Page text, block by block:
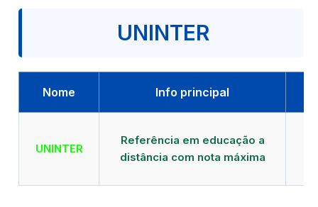
UNINTER
Nome Info principal
UNINTER
Referência em educação a
distância com nota máxima